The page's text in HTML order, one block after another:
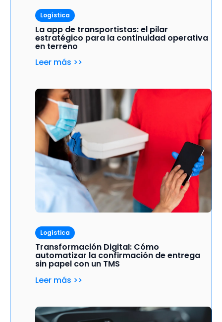
Logística
La app de transportistas: el pilar
estratégico para la continuidad operativa
en terreno
Leer más >>
Logística
Transformación Digital: Cómo
automatizar la confirmación de entrega
sin papel con un TMS
Leer más >>